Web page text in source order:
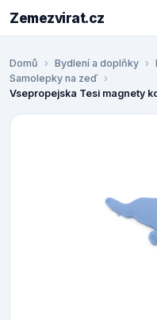
Zemezvirat.cz
Domů Bydlení a doplňky
Samolepky na zeď
Vsepropejska Tesi magnety